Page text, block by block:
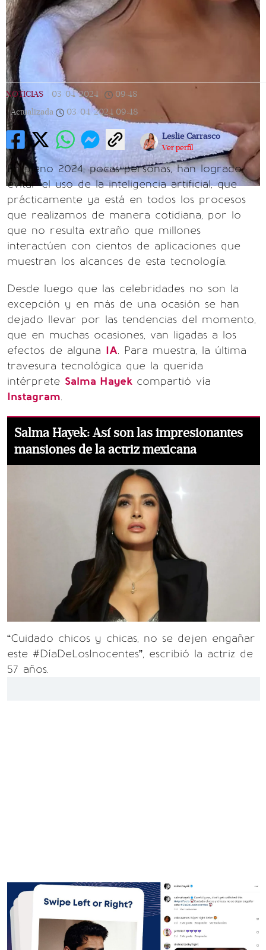
NOTICIAS 03/04/2024 09:48
Actualizada
03/04/2024 09:48
Leslie Carrasco
Ver perfil
En pleno 2024, pocas personas, han logrado
evitar el uso de la inteligencia artificial, que
prácticamente ya está en todos los procesos
que realizamos de manera cotidiana, por lo
que no resulta extraño que millones
interactúen con cientos de aplicaciones que
muestran los alcances de esta tecnología.
Desde luego que las celebridades no son la
excepción y en más de una ocasión se han
dejado llevar por las tendencias del momento,
que en muchas ocasiones, van ligadas a los
efectos de alguna IA. Para muestra, la última
travesura tecnológica que la querida
intérprete Salma Hayek compartió vía
Instagram.
Salma Hayek: Así son las impresionantes
mansiones de la actriz mexicana
“Cuidado chicos y chicas, no se dejen engañar
este #DíaDeLosInocentes”, escribió la actriz de
57 años.